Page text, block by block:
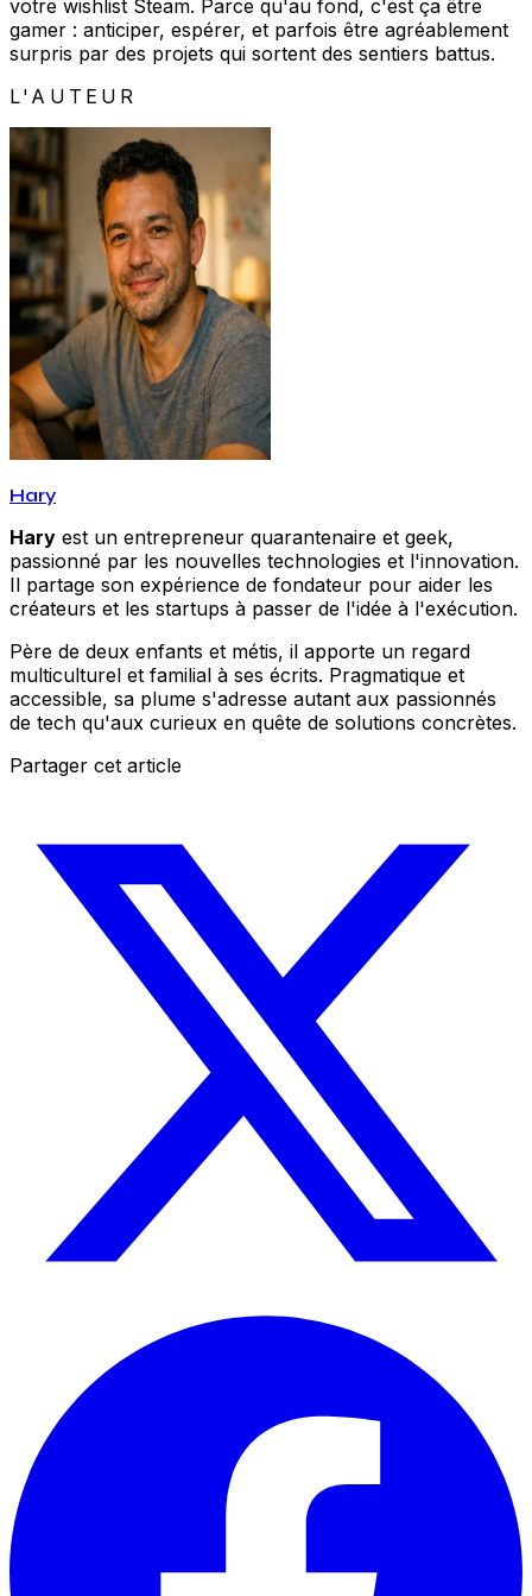
votre wishlist Steam. Parce qu'au fond, c'est ça être
gamer : anticiper, espérer, et parfois être agréablement
surpris par des projets qui sortent des sentiers battus.
L'AUTEUR
Hary
Hary est un entrepreneur quarantenaire et geek,
passionné par les nouvelles technologies et l'innovation.
Il partage son expérience de fondateur pour aider les
créateurs et les startups à passer de l'idée à l'exécution.
Père de deux enfants et métis, il apporte un regard
multiculturel et familial à ses écrits. Pragmatique et
accessible, sa plume s'adresse autant aux passionnés
de tech qu'aux curieux en quête de solutions concrètes.
Partager cet article